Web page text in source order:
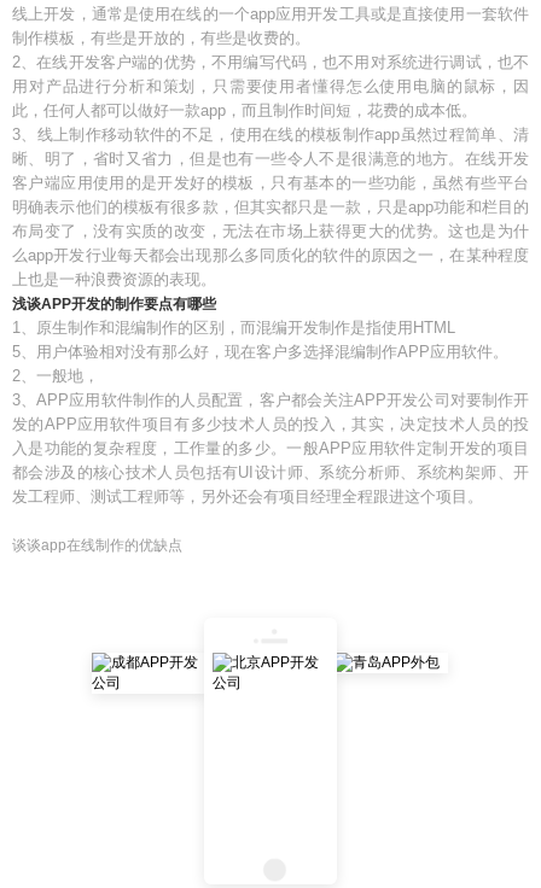
线上开发，通常是使用在线的一个app应用开发工具或是直接使用一套软件
制作模板，有些是开放的，有些是收费的。
2、在线开发客户端的优势，不用编写代码，也不用对系统进行调试，也不
用对产品进行分析和策划，只需要使用者懂得怎么使用电脑的鼠标，因
此，任何人都可以做好一款app，而且制作时间短，花费的成本低。
3、线上制作移动软件的不足，使用在线的模板制作app虽然过程简单、清
晰、明了，省时又省力，但是也有一些令人不是很满意的地方。在线开发
客户端应用使用的是开发好的模板，只有基本的一些功能，虽然有些平台
明确表示他们的模板有很多款，但其实都只是一款，只是app功能和栏目的
布局变了，没有实质的改变，无法在市场上获得更大的优势。这也是为什
么app开发行业每天都会出现那么多同质化的软件的原因之一，在某种程度
上也是一种浪费资源的表现。
浅谈APP开发的制作要点有哪些
1、原生制作和混编制作的区别，而混编开发制作是指使用HTML
5、用户体验相对没有那么好，现在客户多选择混编制作APP应用软件。
2、一般地，
3、APP应用软件制作的人员配置，客户都会关注APP开发公司对要制作开
发的APP应用软件项目有多少技术人员的投入，其实，决定技术人员的投
入是功能的复杂程度，工作量的多少。一般APP应用软件定制开发的项目
都会涉及的核心技术人员包括有UI设计师、系统分析师、系统构架师、开
发工程师、测试工程师等，另外还会有项目经理全程跟进这个项目。
谈谈app在线制作的优缺点